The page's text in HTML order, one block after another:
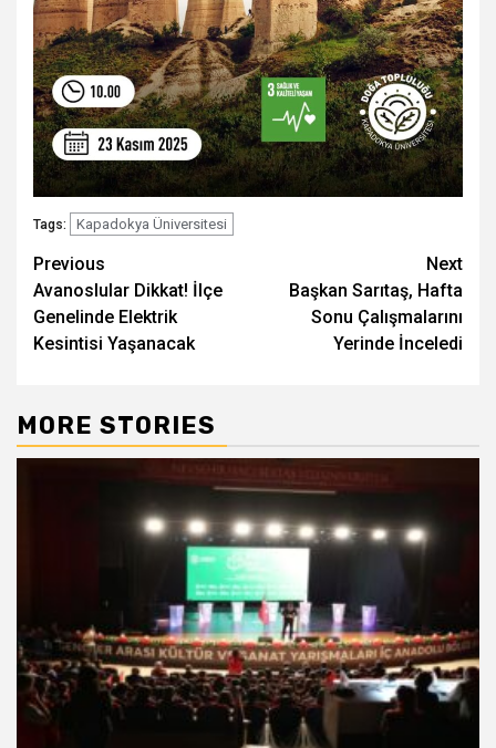
Tags: Kapadokya Üniversitesi
Post
navigation
Previous
Avanoslular Dikkat! İlçe
Genelinde Elektrik
Kesintisi Yaşanacak
Next
Başkan Sarıtaş, Hafta
Sonu Çalışmalarını
Yerinde İnceledi
MORE STORIES